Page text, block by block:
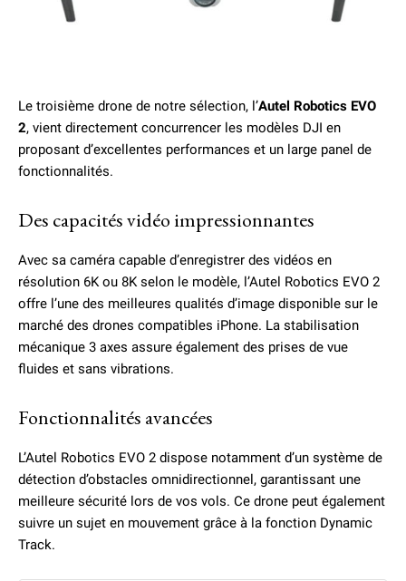
Le troisième drone de notre sélection, l’Autel Robotics EVO
2, vient directement concurrencer les modèles DJI en
proposant d’excellentes performances et un large panel de
fonctionnalités.
Des capacités vidéo impressionnantes
Avec sa caméra capable d’enregistrer des vidéos en
résolution 6K ou 8K selon le modèle, l’Autel Robotics EVO 2
offre l’une des meilleures qualités d’image disponible sur le
marché des drones compatibles iPhone. La stabilisation
mécanique 3 axes assure également des prises de vue
fluides et sans vibrations.
Fonctionnalités avancées
L’Autel Robotics EVO 2 dispose notamment d’un système de
détection d’obstacles omnidirectionnel, garantissant une
meilleure sécurité lors de vos vols. Ce drone peut également
suivre un sujet en mouvement grâce à la fonction Dynamic
Track.